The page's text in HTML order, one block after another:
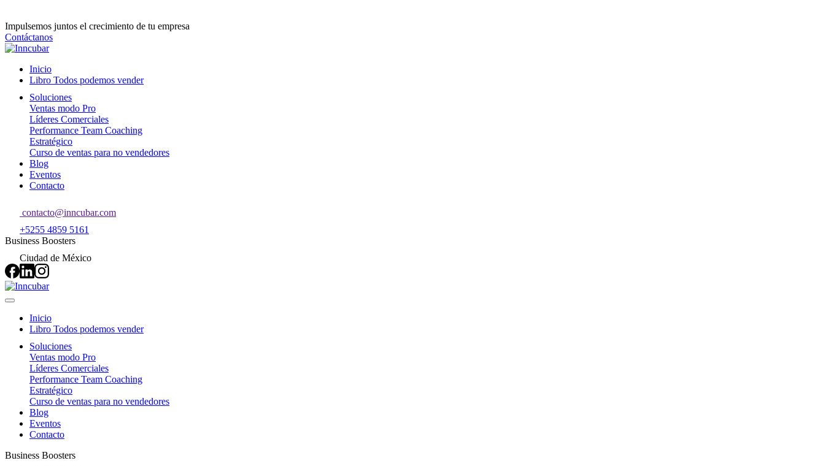
Impulsemos juntos el crecimiento de tu empresa
Contáctanos
Inicio
Libro Todos podemos vender
Soluciones
Ventas modo Pro
Líderes Comerciales
Performance Team Coaching
Estratégico
Curso de ventas para no vendedores
Blog
Eventos
Contacto
contacto@inncubar.com
+5255 4859 5161
Business Boosters
Ciudad de México
Inicio
Libro Todos podemos vender
Soluciones
Ventas modo Pro
Líderes Comerciales
Performance Team Coaching
Estratégico
Curso de ventas para no vendedores
Blog
Eventos
Contacto
Business Boosters